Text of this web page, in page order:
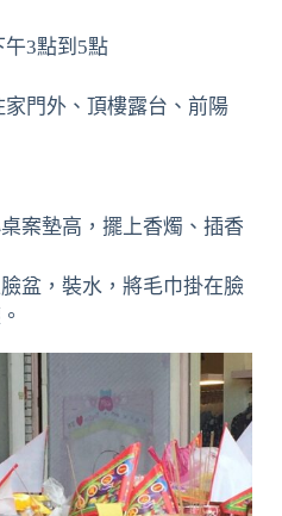
午3點到5點
家門外、頂樓露台、前陽
案墊高，擺上香燭、插香
盆，裝水，將毛巾掛在臉